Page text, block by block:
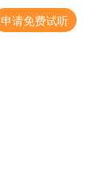
申请免费试听